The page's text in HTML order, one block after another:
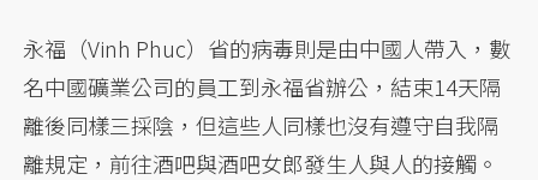
永福（Vinh Phuc）省的病毒則是由中國人帶入，數
名中國礦業公司的員工到永福省辦公，結束14天隔
離後同樣三採陰，但這些人同樣也沒有遵守自我隔
離規定，前往酒吧與酒吧女郎發生人與人的接觸。